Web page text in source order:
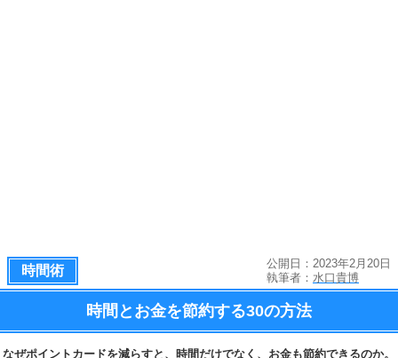
時間術
公開日：2023年2月20日
執筆者： 水口貴博
時間とお金を節約する30の方法
なぜポイントカードを減らすと、 時間だけでなく、 お金も節約できるのか。